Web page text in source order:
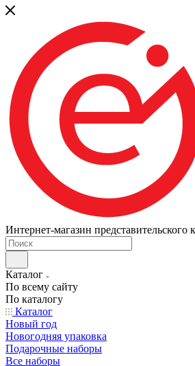
Интернет-магазин представительского
Каталог
По всему сайту
По каталогу
Каталог
Новый год
Новогодняя упаковка
Подарочные наборы
Все наборы